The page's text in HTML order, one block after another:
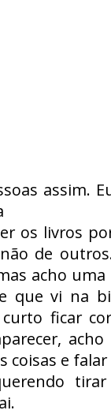
assim.
os livros
de
acho
que vi na
ficar
coisas e